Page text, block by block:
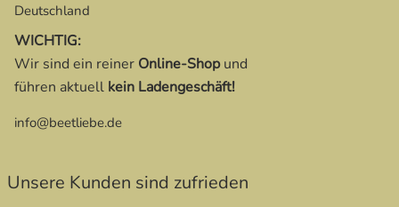
Deutschland
WICHTIG:
Wir sind ein reiner Online-Shopund
führen aktuell kein Ladengeschäft!
info@beetliebe.de
Unsere Kunden sind zufrieden